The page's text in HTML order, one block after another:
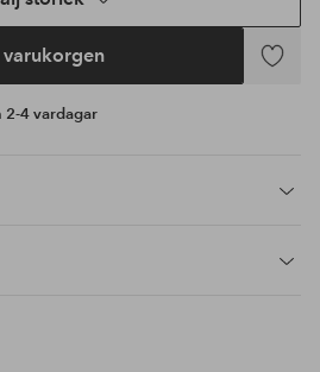
varukorgen
Lägg
2-4 vardagar